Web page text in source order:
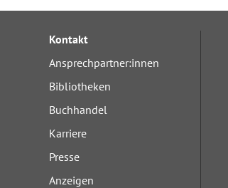
Kontakt
Ansprechpartner:innen
Bibliotheken
Buchhandel
Karriere
Presse
Anzeigen